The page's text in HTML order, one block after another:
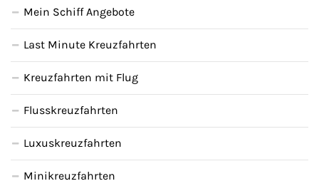
Mein Schiff Angebote
Last Minute Kreuzfahrten
Kreuzfahrten mit Flug
Flusskreuzfahrten
Luxuskreuzfahrten
Minikreuzfahrten